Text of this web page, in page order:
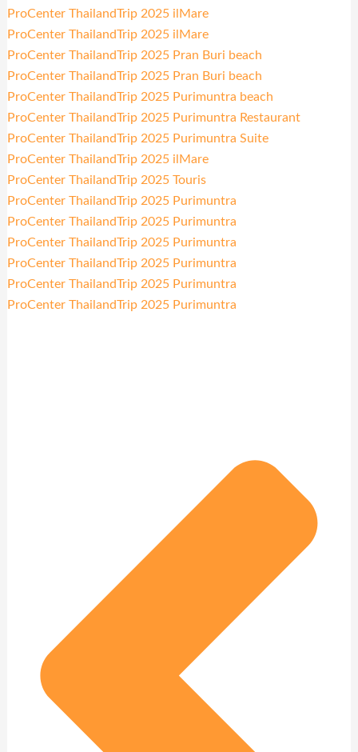
ProCenter ThailandTrip 2025 ilMare
ProCenter ThailandTrip 2025 ilMare
ProCenter ThailandTrip 2025 Pran Buri beach
ProCenter ThailandTrip 2025 Pran Buri beach
ProCenter ThailandTrip 2025 Purimuntra beach
ProCenter ThailandTrip 2025 Purimuntra Restaurant
ProCenter ThailandTrip 2025 Purimuntra Suite
ProCenter ThailandTrip 2025 ilMare
ProCenter ThailandTrip 2025 Touris
ProCenter ThailandTrip 2025 Purimuntra
ProCenter ThailandTrip 2025 Purimuntra
ProCenter ThailandTrip 2025 Purimuntra
ProCenter ThailandTrip 2025 Purimuntra
ProCenter ThailandTrip 2025 Purimuntra
ProCenter ThailandTrip 2025 Purimuntra